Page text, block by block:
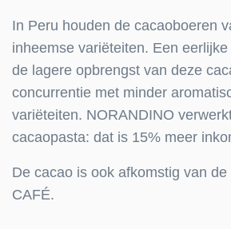
In Peru houden de cacaoboeren
inheemse variëteiten. Een
de lagere opbrengst van deze
concurrentie met minder
variëteiten. NORANDINO
cacaopasta: dat is 15% meer
De cacao is ook afkomstig van
CAFÉ.